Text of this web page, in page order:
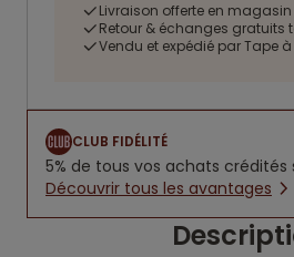
Livraison offerte en
Retour & échanges gratuits
Vendu et expédié par Tape à
CLUB FIDÉLITÉ
5% de tous vos achats
Découvrir tous les avantages